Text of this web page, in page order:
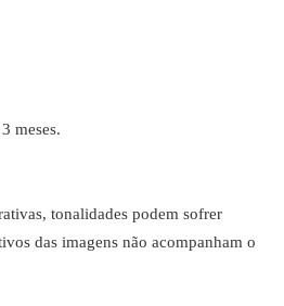
meses.
tonalidades podem sofrer
das imagens não acompanham o